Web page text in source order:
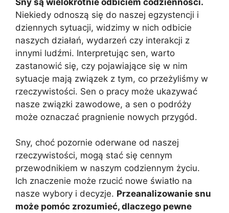
Niekiedy odnoszą się do naszej egzystencji i
dziennych sytuacji, widzimy w nich odbicie
naszych działań, wydarzeń czy interakcji z
innymi ludźmi. Interpretując sen, warto
zastanowić się, czy pojawiające się w nim
sytuacje mają związek z tym, co przeżyliśmy w
rzeczywistości. Sen o pracy może ukazywać
nasze związki zawodowe, a sen o podróży
może oznaczać pragnienie nowych przygód.
Sny, choć pozornie oderwane od naszej
rzeczywistości, mogą stać się cennym
przewodnikiem w naszym codziennym życiu.
Ich znaczenie może rzucić nowe światło na
nasze wybory i decyzje. Przeanalizowanie snu
może pomóc zrozumieć, dlaczego pewne